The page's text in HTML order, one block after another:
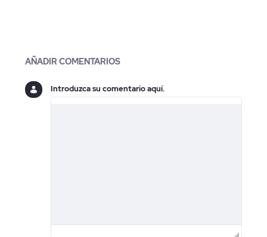
Blogs
AÑADIR COMENTARIOS
Introduzca su comentario aquí.